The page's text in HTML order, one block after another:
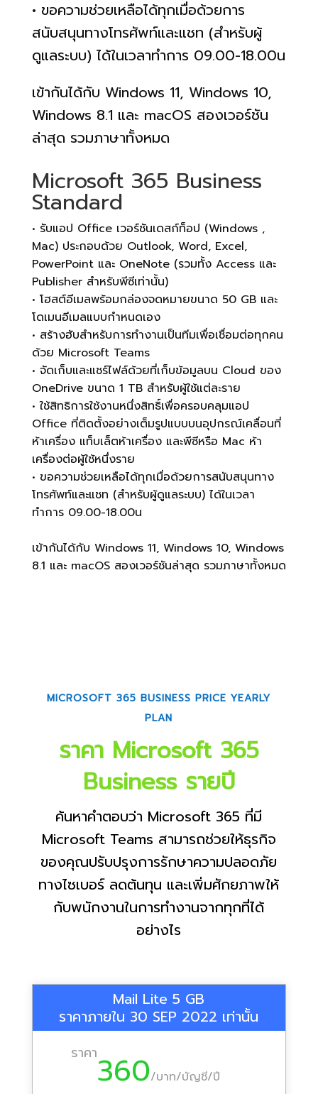
• ขอความช่วยเหลือได้ทุกเมื่อด้วยการ
สนับสนุนทางโทรศัพท์และแชท (สำหรับผู้
ดูแลระบบ) ได้ในเวลาทำการ 09.00-18.00น
เข้ากันได้กับ Windows 11, Windows 10,
Windows 8.1 และ macOS สองเวอร์ชัน
ล่าสุด รวมภาษาทั้งหมด
Microsoft 365 Business
Standard
• รับแอป Office เวอร์ชันเดสก์ท็อป (Windows ,
Mac) ประกอบด้วย Outlook, Word, Excel,
PowerPoint และ OneNote (รวมทั้ง Access และ
Publisher สำหรับพีซีเท่านั้น)
• โฮสต์อีเมลพร้อมกล่องจดหมายขนาด 50 GB และ
โดเมนอีเมลแบบกำหนดเอง
• สร้างฮับสำหรับการทำงานเป็นทีมเพื่อเชื่อมต่อทุกคน
ด้วย Microsoft Teams
• จัดเก็บและแชร์ไฟล์ด้วยที่เก็บข้อมูลบน Cloud ของ
OneDrive ขนาด 1 TB สำหรับผู้ใช้แต่ละราย
• ใช้สิทธิการใช้งานหนึ่งสิทธิ์เพื่อครอบคลุมแอป
Office ที่ติดตั้งอย่างเต็มรูปแบบบนอุปกรณ์เคลื่อนที่
ห้าเครื่อง แท็บเล็ตห้าเครื่อง และพีซีหรือ Mac ห้า
เครื่องต่อผู้ใช้หนึ่งราย
• ขอความช่วยเหลือได้ทุกเมื่อด้วยการสนับสนุนทาง
โทรศัพท์และแชท (สำหรับผู้ดูแลระบบ) ได้ในเวลา
ทำการ 09.00-18.00น
เข้ากันได้กับ Windows 11, Windows 10, Windows
8.1 และ macOS สองเวอร์ชันล่าสุด รวมภาษาทั้งหมด
MICROSOFT 365 BUSINESS PRICE YEARLY
PLAN
ราคา Microsoft 365
Business รายปี
ค้นหาคำตอบว่า Microsoft 365 ที่มี
Microsoft Teams สามารถช่วยให้ธุรกิจ
ของคุณปรับปรุงการรักษาความปลอดภัย
ทางไซเบอร์ ลดต้นทุน และเพิ่มศักยภาพให้
กับพนักงานในการทำงานจากทุกที่ได้
อย่างไร
Mail Lite 5 GB
ราคาภายใน 30 SEP 2022 เท่านั้น
ราคา360/บาท/บัญชี/ปี